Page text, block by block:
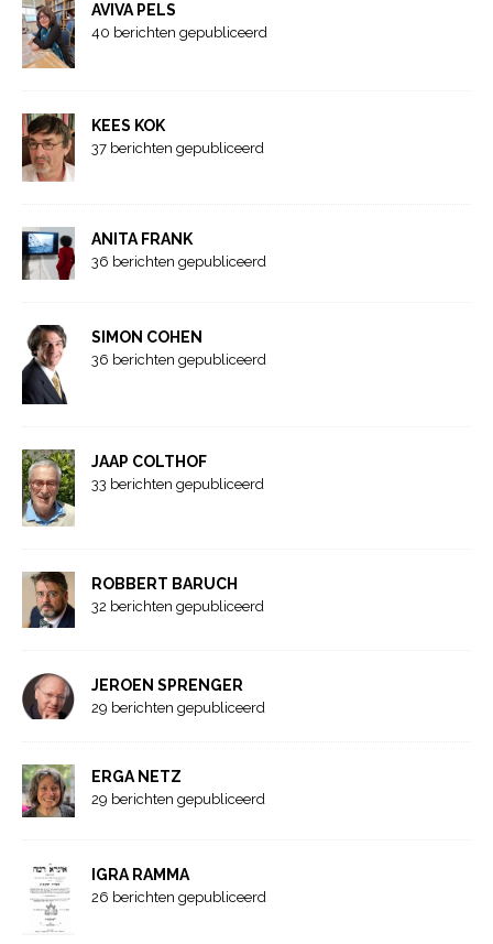
AVIVA PELS
40 berichten gepubliceerd
KEES KOK
37 berichten gepubliceerd
ANITA FRANK
36 berichten gepubliceerd
SIMON COHEN
36 berichten gepubliceerd
JAAP COLTHOF
33 berichten gepubliceerd
ROBBERT BARUCH
32 berichten gepubliceerd
JEROEN SPRENGER
29 berichten gepubliceerd
ERGA NETZ
29 berichten gepubliceerd
IGRA RAMMA
26 berichten gepubliceerd